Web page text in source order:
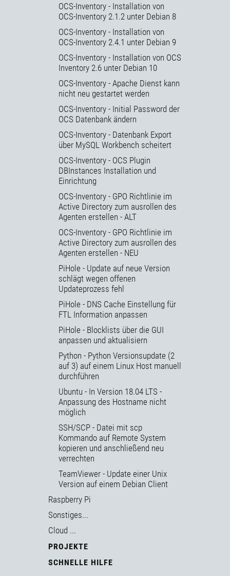
OCS-Inventory - Installation von
OCS-Inventory 2.1.2 unter Debian 8
OCS-Inventory - Installation von
OCS-Inventory 2.4.1 unter Debian 9
OCS-Inventory - Installation von OCS
Inventory 2.6 unter Debian 10
OCS-Inventory - Apache Dienst kann
nicht neu gestartet werden
OCS-Inventory - Initial Password der
OCS Datenbank ändern
OCS-Inventory - Datenbank Export
über MySQL Workbench scheitert
OCS-Inventory - OCS Plugin
DBInstances Installation und
Einrichtung
OCS-Inventory - GPO Richtlinie im
Active Directory zum ausrollen des
Agenten erstellen - ALT
OCS-Inventory - GPO Richtlinie im
Active Directory zum ausrollen des
Agenten erstellen - NEU
PiHole - Update auf neue Version
schlägt wegen offenen
Updateprozess fehl
PiHole - DNS Cache Einstellung für
FTL Information anpassen
PiHole - Blocklists über die GUI
anpassen und aktualisiern
Python - Python Versionsupdate (2
auf 3) auf einem Linux Host manuell
durchführen
Ubuntu - In Version 18.04 LTS -
Anpassung des Hostname nicht
möglich
SSH/SCP - Datei mit scp
Kommando auf Remote System
kopieren und anschließend neu
verrechten
TeamViewer - Update einer Unix
Version auf einem Debian Client
Raspberry Pi
Sonstiges...
Cloud ...
PROJEKTE
SCHNELLE HILFE